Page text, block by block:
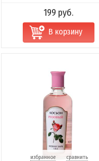
199 руб.
В корзину
избранное сравнить